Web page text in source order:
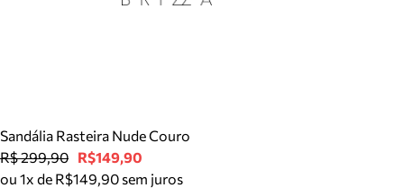
Sandália Rasteira Nude Couro
R$ 299,90 R$149,90
ou 1x de R$149,90 sem juros